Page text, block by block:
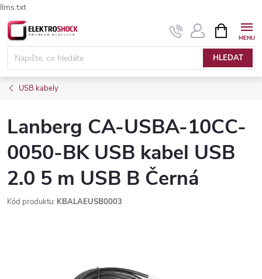
llms.txt
Přejít
na
obsah
HLEDAT
NÁKUPNÍ
KOŠÍK
USB kabely
Lanberg CA-USBA-10CC-
0050-BK USB kabel USB
2.0 5 m USB B Černá
Kód produktu: KBALAEUSB0003
Elektroshock.cz - Chat